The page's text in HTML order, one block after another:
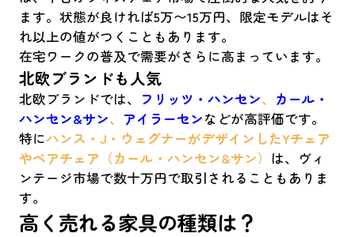
ます。状態が良ければ5万〜15万円、限定モデルはそ
れ以上の値がつくこともあります。
在宅ワークの普及で需要がさらに高まっています。
北欧ブランドも人気
北欧ブランドでは、 フリッツ・ハンセン、 カール・
ハンセン&サン、 アイラーセンなどが高評価です。
特にハンス・J・ウェグナーがデザインしたYチェア
やベアチェア（カール・ハンセン&サン） は、ヴィ
ンテージ市場で数十万円で取引されることもありま
す。
高く売れる家具の種類は？